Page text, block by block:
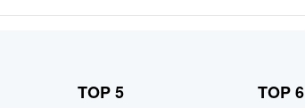
TOP 5 TOP 6